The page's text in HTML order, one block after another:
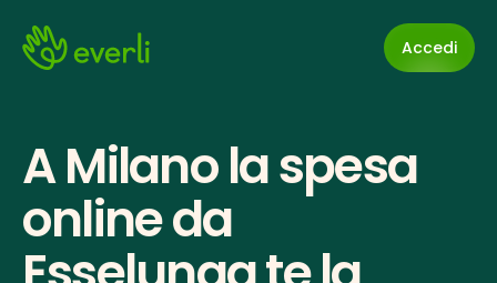
Accedi
A Milano la spesa
online da